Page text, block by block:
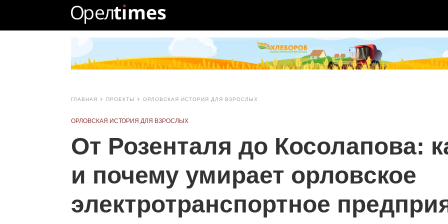
ГЛАВНАЯ ПРОЕКТЫ ОРЛОВСКАЯ ИСТОРИЯ ДЛЯ ВЗРОСЛЫХ
ОРЛОВСКАЯ ИСТОРИЯ ДЛЯ ВЗРОСЛЫХ
От Розенталя до Косолапова:
и почему умирает орловское
электротранспортное